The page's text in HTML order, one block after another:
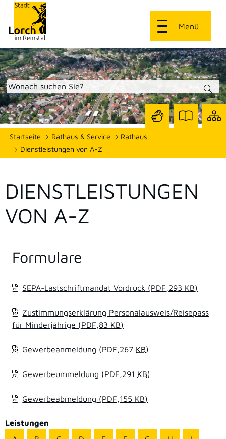
Menü
Startseite Rathaus & Service
Rathaus
Dienstleistungen von A-Z
Seite
DIENSTLEISTUNGEN
VON A-Z
Formulare
SEPA-Lastschriftmandat Vordruck (PDF,293 KB)
Zustimmungserklärung Personalausweis/Reisepass
für Minderjährige (PDF,83 KB)
Gewerbeanmeldung (PDF,267 KB)
Gewerbeummeldung (PDF,291 KB)
Gewerbeabmeldung (PDF,155 KB)
Leistungen